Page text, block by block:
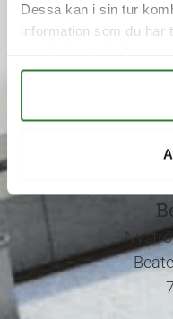
Dessa kan i sin tur
information som du har
Följ oss